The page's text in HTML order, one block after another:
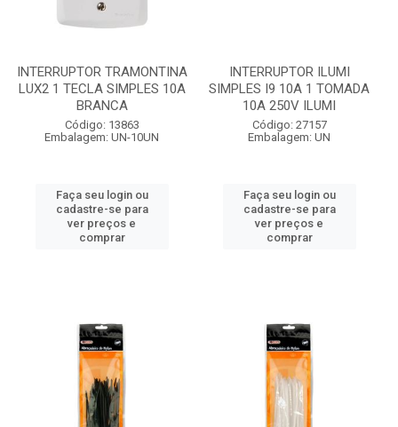
INTERRUPTOR TRAMONTINA
LUX2 1 TECLA SIMPLES 10A
BRANCA
Código: 13863
Embalagem: UN-10UN
Faça seu login ou
cadastre-se para
ver preços e
comprar
INTERRUPTOR ILUMI
SIMPLES I9 10A 1 TOMADA
10A 250V ILUMI
Código: 27157
Embalagem: UN
Faça seu login ou
cadastre-se para
ver preços e
comprar